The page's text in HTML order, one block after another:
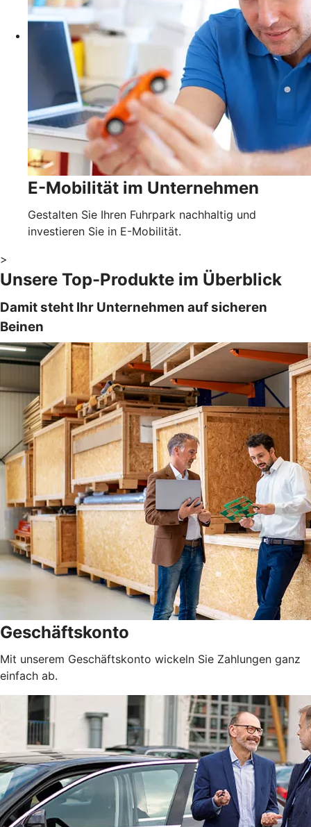
E-Mobilität im Unternehmen
Gestalten Sie Ihren Fuhrpark nachhaltig und
investieren Sie in E-Mobilität.
>
Unsere Top-Produkte im Überblick
Damit steht Ihr Unternehmen auf sicheren
Beinen
Geschäftskonto
Mit unserem Geschäftskonto wickeln Sie Zahlungen ganz
einfach ab.